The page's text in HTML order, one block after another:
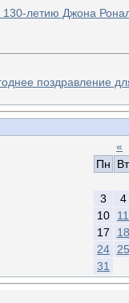
летию Джона
поздравление
«
Пн
Вт
3
4
10
11
17
18
24
25
31